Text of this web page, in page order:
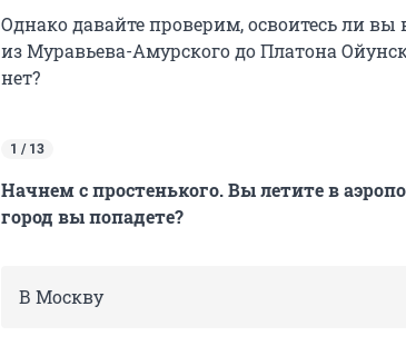
Однако давайте проверим, освоитесь ли вы
из Муравьева-Амурского до Платона
нет?
1 / 13
Начнем с простенького. Вы летите в
город вы попадете?
В Москву